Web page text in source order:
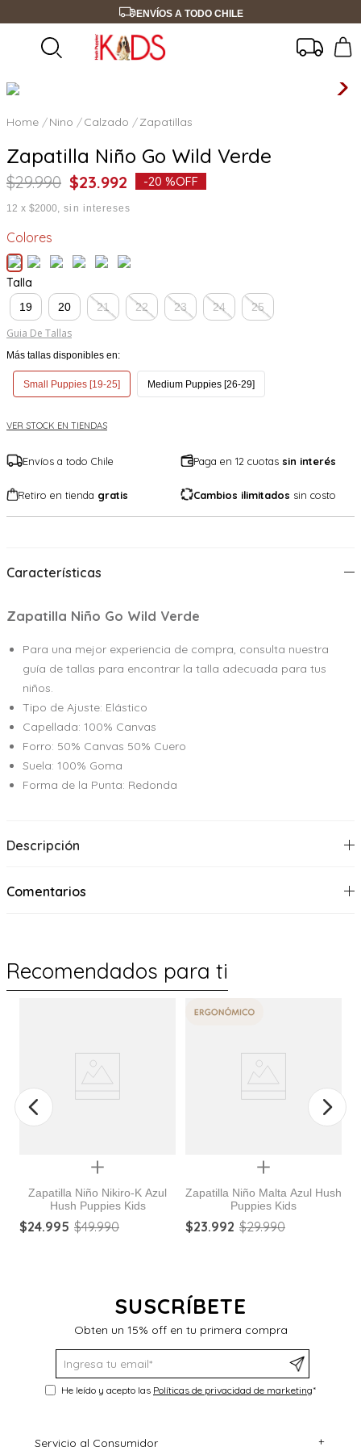
ENVÍOS A TODO CHILE
Nino Calzado Zapatillas
Zapatilla Niño Go Wild Verde
$29.990 $23.992 -20 %OFF
12 x $2000 sin intereses
Colores
Talla
19 20 21 22 23 24 25
Guia De Tallas
Más tallas disponibles en:
Small Puppies [19-25] Medium Puppies [26-29]
VER STOCK EN TIENDAS
Envíos a todo Chile Paga en 12 cuotas sin interés
Retiro en tienda gratis Cambios ilimitados sin costo
Características
Zapatilla Niño Go Wild Verde
Para una mejor experiencia de compra, consulta nuestra
guía de tallas para encontrar la talla adecuada para tus
niños.
Tipo de Ajuste: Elástico
Capellada: 100% Canvas
Forro: 50% Canvas 50% Cuero
Suela: 100% Goma
Forma de la Punta: Redonda
Descripción
Comentarios
Recomendados para ti
Quickview
Zapatilla Niño Nikiro-K Azul
Hush Puppies Kids
$24.995 $49.990
Quickview
Zapatilla Niño Malta Azul Hush
Puppies Kids
$23.992 $29.990
SUSCRÍBETE
Obten un 15% off en tu primera compra
He leído y acepto las Políticas de privacidad de marketing*
Servicio al Consumidor +